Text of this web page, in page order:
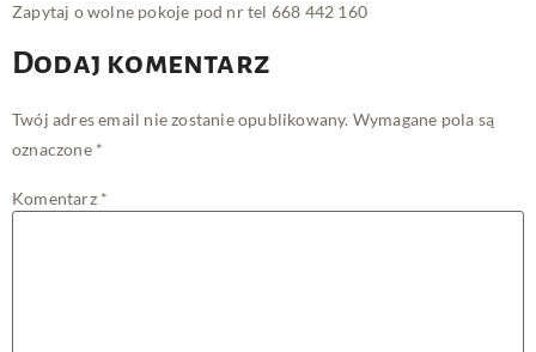
Zapytaj o wolne pokoje pod nr tel 668 442 160
Dodaj komentarz
Twój adres email nie zostanie opublikowany. Wymagane pola są
oznaczone *
Komentarz *